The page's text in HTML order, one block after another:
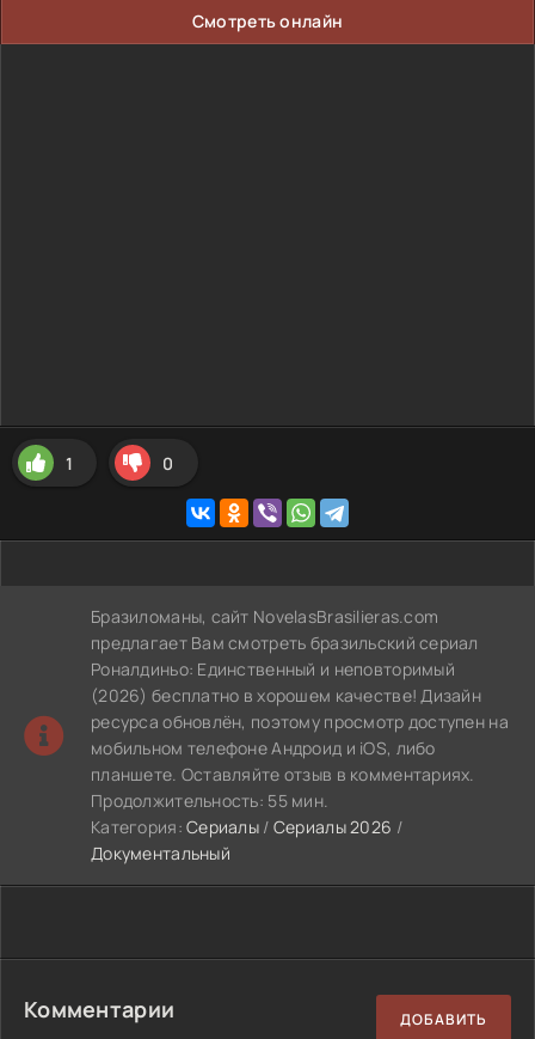
Смотреть онлайн
1 0
Бразиломаны, сайт NovelasBrasilieras.com
предлагает Вам смотреть бразильский сериал
Роналдиньо: Единственный и неповторимый
(2026) бесплатно в хорошем качестве! Дизайн
ресурса обновлён, поэтому просмотр доступен на
мобильном телефоне Андроид и iOS, либо
планшете. Оставляйте отзыв в комментариях.
Продолжительность: 55 мин.
Категория:Сериалы / Сериалы 2026 /
Документальный
Комментарии ДОБАВИТЬ